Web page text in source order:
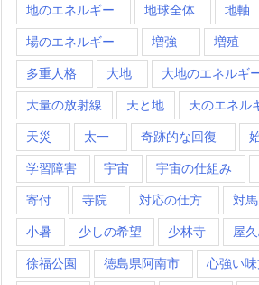
地のエネルギー 地球全体 地軸
場のエネルギー 増強 増殖
多重人格 大地 大地のエネルギ
大量の放射線 天と地 天のエネル
天災 太一 奇跡的な回復
学習障害 宇宙 宇宙の仕組み
寄付 寺院 対応の仕方 対馬
小暑 少しの希望 少林寺 屋
徐福公園 徳島県阿南市 心強い